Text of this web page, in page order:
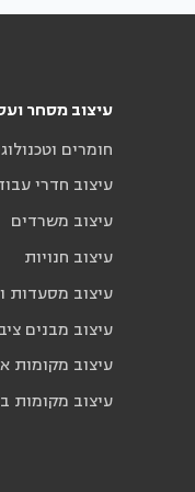
עיצוב מסחר
חומרים
עיצוב חדרי
עיצוב משרדים
עיצוב חנויות
עיצוב מסעדות
עיצוב מבנים
עיצוב מקומות
עיצוב מקומות